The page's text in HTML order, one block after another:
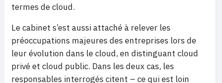
termes de cloud.
Le cabinet s’est aussi attaché à relever les
préoccupations majeures des entreprises lors de
leur évolution dans le cloud, en distinguant cloud
privé et cloud public. Dans les deux cas, les
responsables interrogés citent – ce qui est loin